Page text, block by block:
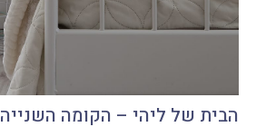
הבית של ליהי – הקומה השנייה